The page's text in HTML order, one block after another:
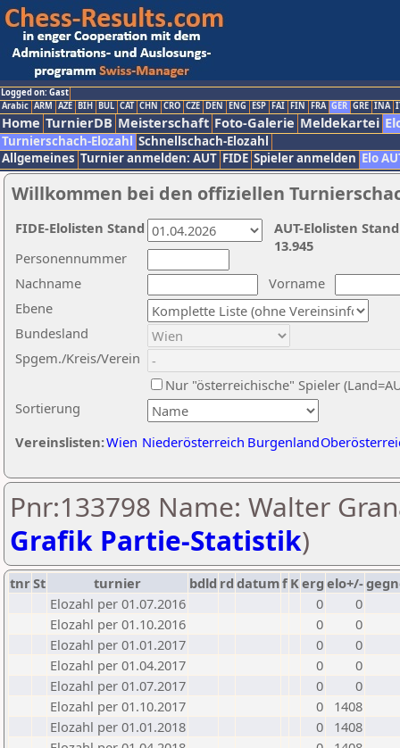
Logged on: Gast
Arabic ARM AZE BIH BUL CAT CHN CRO CZE DEN ENG ESP FAI FIN FRA GER GRE INA
Home TurnierDB Meisterschaft Foto-Galerie Meldekartei
Turnierschach-Elozahl Schnellschach-Elozahl
Allgemeines Turnier anmelden: AUT FIDE Spieler anmelden Elo
Willkommen bei den offiziellen
Nachname
Vorname
Ebene
Sortierung
Personennummer
Bundesland
Spgem./Kreis/Verein
Nur "österreichische" Spieler
Vereinslisten:Wien Niederösterreich Burgenland
AUT-Elolisten
13.945
FIDE-Elolisten Stand
Pnr:133798 Name: Walter
Grafik Partie-Statistik)
tnrSt turnier bdld rd datumf Kerg elo+/-
Elozahl per 01.07.2016
0
0
Elozahl per 01.10.2016
0
0
Elozahl per 01.01.2017
0
0
Elozahl per 01.04.2017
0
0
Elozahl per 01.07.2017
0
0
Elozahl per 01.10.2017
0
1408
Elozahl per 01.01.2018
0
1408